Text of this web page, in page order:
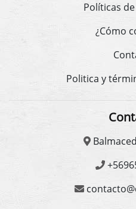
Políticas
¿Cómo
Politica y